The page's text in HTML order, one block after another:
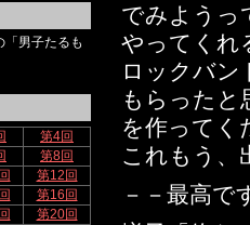
男子たるも
第4回
第8回
第12回
第16回
第20回
でみようっ
やってくれ
ロックバン
もらったと
を作ってく
これもう、
－－最高で